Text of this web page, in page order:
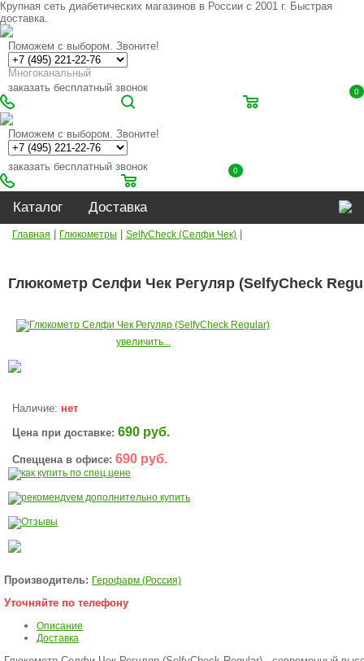
Крупная сеть диабетических магазинов в России с 2001 г. Быстрая
доставка.
Поможем с выбором. Звоните!
Многоканальный
заказать бесплатный звонок
0
Поможем с выбором. Звоните!
заказать бесплатный звонок 0
Каталог Доставка
Главная Глюкометры SelfyCheck (Селфи Чек)
Глюкометр Селфи Чек Регуляр (SelfyCheck
увеличить...
Наличие: нет
Цена при доставке: 690 руб.
Спеццена в офисе: 690 руб.
Производитель: Герофарм (Россия)
Уточняйте по телефону
Описание
Доставка